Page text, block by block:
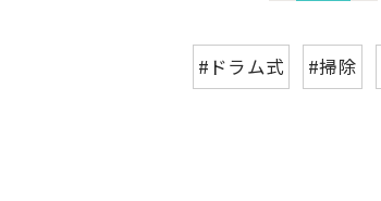
#ドラム式 #掃除